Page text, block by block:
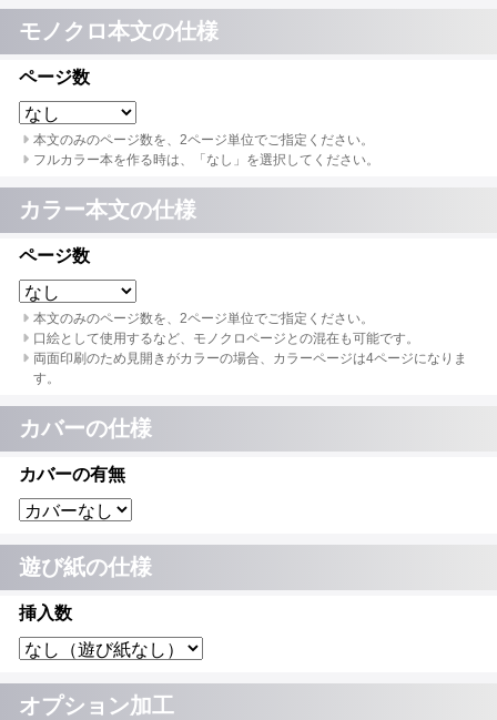
モノクロ本文の仕様
ページ数
本文のみのページ数を、2ページ単位でご指定ください。
フルカラー本を作る時は、「なし」を選択してください。
カラー本文の仕様
ページ数
本文のみのページ数を、2ページ単位でご指定ください。
口絵として使用するなど、モノクロページとの混在も可能です。
両面印刷のため見開きがカラーの場合、カラーページは4ページになりま
す。
カバーの仕様
カバーの有無
遊び紙の仕様
挿入数
オプション加工